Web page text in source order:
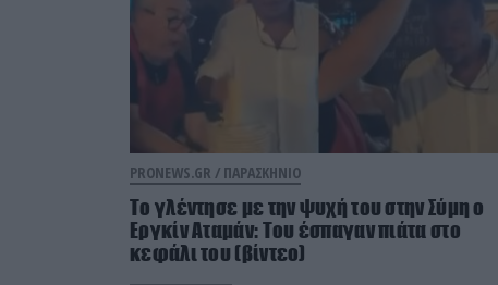
PRONEWS.GR / ΠΑΡΑΣΚΗΝΙΟ
Το γλέντησε με την ψυχή του στην Σύμη ο
Εργκίν Αταμάν: Του έσπαγαν πιάτα στο
κεφάλι του (βίντεο)